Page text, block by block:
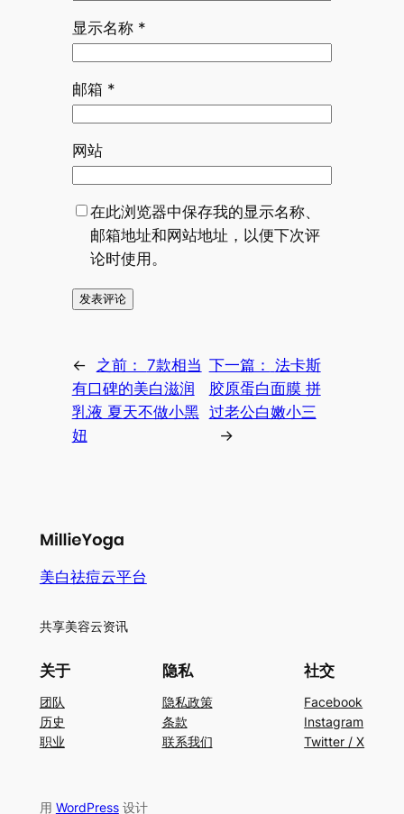
显示名称 *
邮箱 *
网站
在此浏览器中保存我的显示名称、
邮箱地址和网站地址，以便下次评
论时使用。
← 之前： 7款相当
有口碑的美白滋润
乳液 夏天不做小黑
妞
下一篇： 法卡斯
胶原蛋白面膜 拼
过老公白嫩小三
→
美白祛痘云平台
共享美容云资讯
关于
团队
历史
职业
隐私
隐私政策
条款
联系我们
社交
Facebook
Instagram
Twitter / X
用 WordPress设计